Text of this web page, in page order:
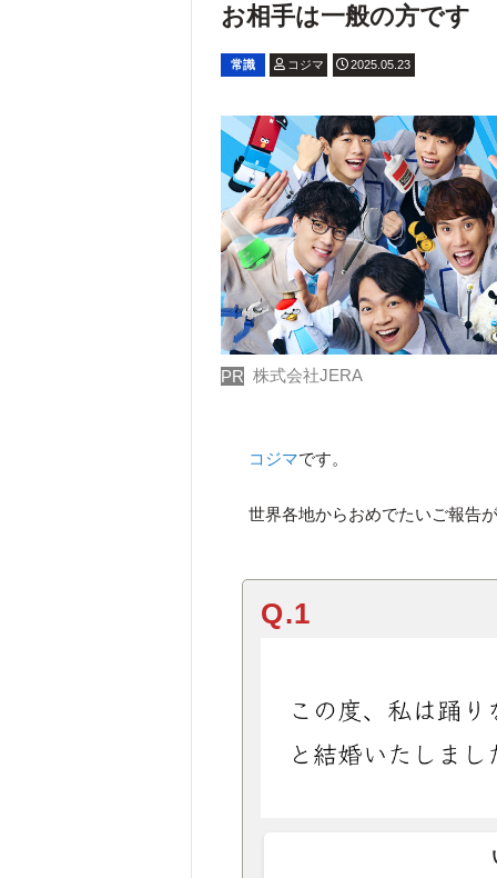
お相手は一般の方です
常識 コジマ 2025.05.23
PR 株式会社JERA
コジマです。
世界各地からおめでたいご報告
Q.1